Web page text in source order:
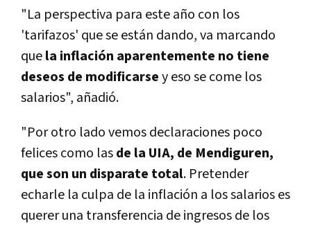
"La perspectiva para este año con los
'tarifazos' que se están dando, va marcando
quela inflación aparentemente no tiene
deseos de modificarsey eso se come los
salarios", añadió.
"Por otro lado vemos declaraciones poco
felices como lasde la UIA, de Mendiguren,
que son un disparate total. Pretender
echarle la culpa de la inflación a los salarios es
querer una transferencia de ingresos de los